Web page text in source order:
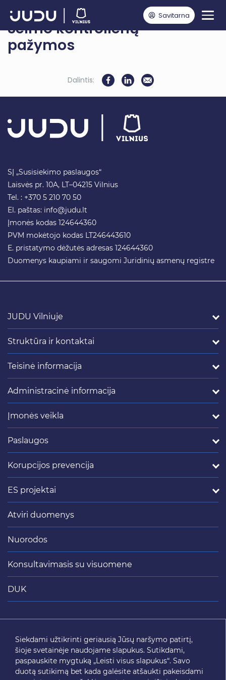
Savitarna
Seimo kontrolierių
pažymos
Dalintis:
SĮ „Susisiekimo paslaugos“
Laisvės pr. 10A, LT–04215 Vilnius
Tel. : +370 5 210 70 50
El. paštas: info@judu.lt
Įmonės kodas 124644360
PVM mokėtojo kodas LT246443610
E. pristatymo dėžutės adresas 124644360
Duomenys kaupiami ir saugomi Juridinių asmenų registre
JUDU Vilniuje
Struktūra ir kontaktai
Teisinė informacija
Administracinė informacija
Įmonės veikla
Paslaugos
Korupcijos prevencija
ES projektai
Atviri duomenys
Nuorodos
Konsultavimasis su visuomene
DUK
SEKITE MUS
Siekdami užtikrinti geriausią Jūsų naršymo patirtį,
šioje svetainėje naudojame slapukus. Sutikdami,
paspauskite mygtuką „Leisti visus slapukus“. Savo
duotą sutikimą bet kada galėsite atšaukti pakeisdami